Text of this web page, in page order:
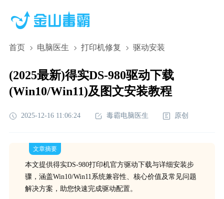
首页 电脑医生 打印机修复 驱动安装
(2025最新)得实DS-980驱动下载
(Win10/Win11)及图文安装教程
2025-12-16 11:06:24 毒霸电脑医生 原创
文章摘要
本文提供得实DS-980打印机官方驱动下载与详细安装步
骤，涵盖Win10/Win11系统兼容性、核心价值及常见问题
解决方案，助您快速完成驱动配置。